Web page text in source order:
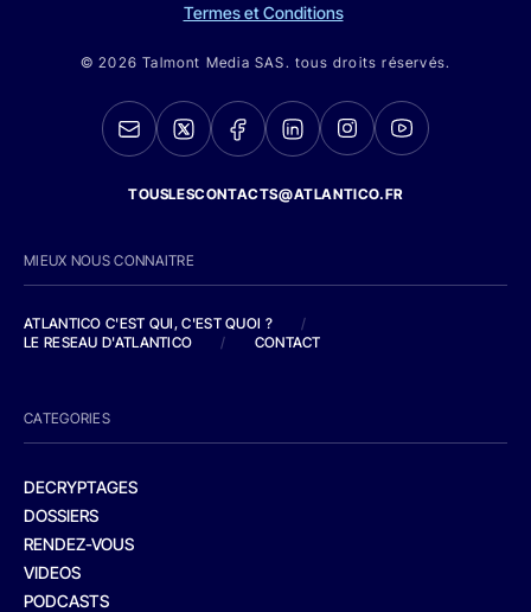
Termes et Conditions
© 2026 Talmont Media SAS. tous droits réservés.
TOUSLESCONTACTS@ATLANTICO.FR
MIEUX NOUS CONNAITRE
ATLANTICO C'EST QUI, C'EST QUOI ?
/
LE RESEAU D'ATLANTICO
/ CONTACT
CATEGORIES
DECRYPTAGES
DOSSIERS
RENDEZ-VOUS
VIDEOS
PODCASTS